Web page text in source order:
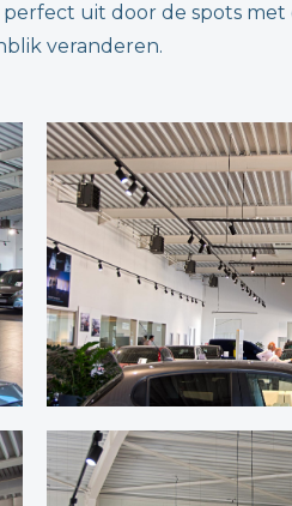
uit door de spots
veranderen.